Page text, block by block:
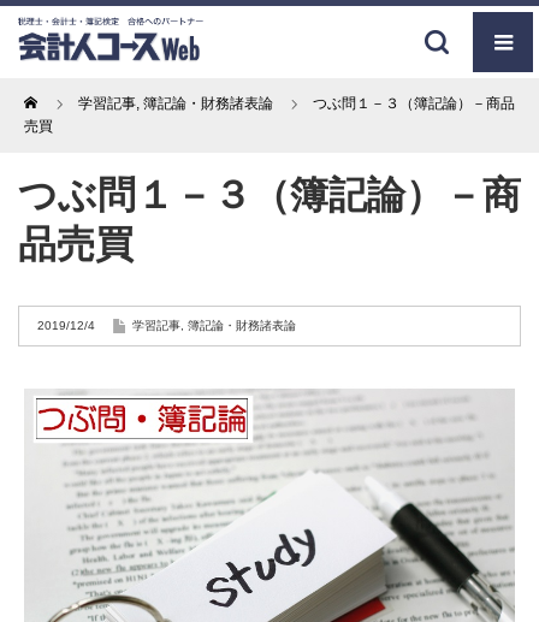
Home 学習記事, 簿記論・財務諸表論
つぶ問１－３（簿記論）－商品
売買
つぶ問１－３（簿記論）－商
品売買
2019/12/4 学習記事 簿記論・財務諸表論